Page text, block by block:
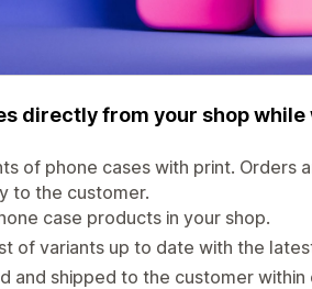
directly from your shop
of phone cases with print. Orders
to the customer.
case products in your shop.
of variants up to date with the
and shipped to the customer within